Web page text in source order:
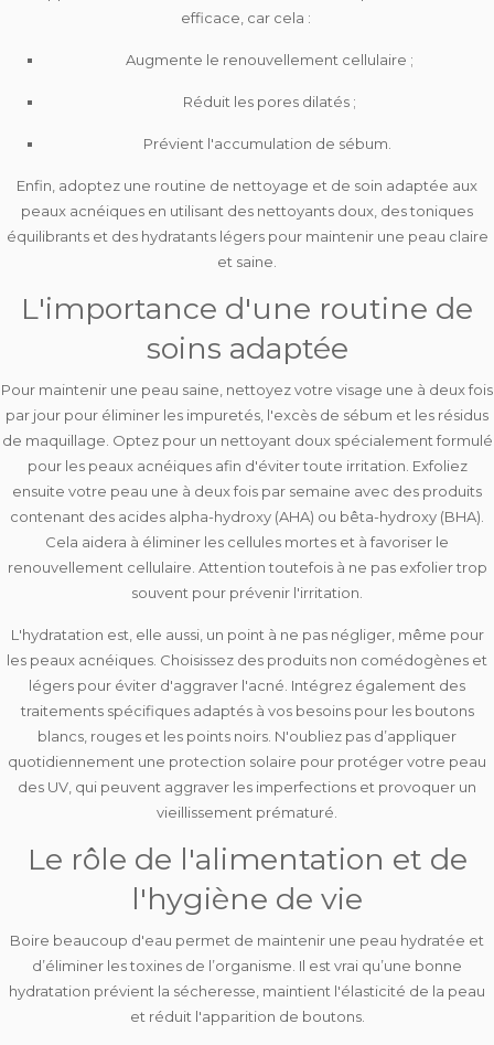
efficace, car cela :
Augmente le renouvellement cellulaire ;
Réduit les pores dilatés ;
Prévient l'accumulation de sébum.
Enfin, adoptez une routine de nettoyage et de soin adaptée aux
peaux acnéiques en utilisant des nettoyants doux , destoniques
équilibrantset des hydratants légers pour maintenir une peau claire
et saine.
L'importance d'une routine de
soins adaptée
Pour maintenir une peau saine, nettoyez votre visage une à deux fois
par jour pour éliminer les impuretés, l'excès de sébum et les résidus
de maquillage. Optez pour un nettoyant doux spécialement formulé
pour les peaux acnéiques afin d'éviter toute irritation. Exfoliez
ensuite votre peau une à deux fois par semaine avec des produits
contenant des acides alpha-hydroxy (AHA) ou bêta-hydroxy (BHA).
Cela aidera à éliminer les cellules mortes et à favoriser le
renouvellement cellulaire. Attention toutefois à ne pas exfolier trop
souvent pour prévenir l'irritation.
L'hydratation est, elle aussi, un point à ne pas négliger, même pour
les peaux acnéiques. Choisissez des produits non comédogènes et
légers pour éviter d'aggraver l'acné. Intégrez également des
traitements spécifiques adaptés à vos besoins pour les boutons
blancs, rouges et les points noirs. N'oubliez pas d’appliquer
quotidiennement une protection solaire pour protéger votre peau
des UV, qui peuvent aggraver les imperfections et provoquer un
vieillissement prématuré.
Le rôle de l'alimentation et de
l'hygiène de vie
Boire beaucoup d'eau permet de maintenir une peau hydratée et
d’éliminer les toxines de l’organisme. Il est vrai qu’une bonne
hydratation prévient la sécheresse, maintient l'élasticité de la peau
et réduit l'apparition de boutons.